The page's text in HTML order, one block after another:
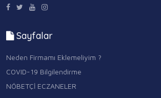
Sayfalar
Neden Firmamı Eklemeliyim ?
COVID-19 Bilgilendirme
NÖBETÇİ ECZANELER